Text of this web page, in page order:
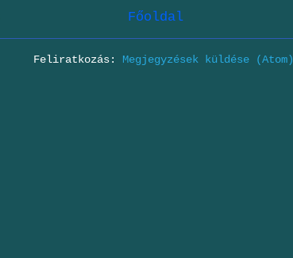
Főoldal
Feliratkozás: Megjegyzések küldése (Atom)